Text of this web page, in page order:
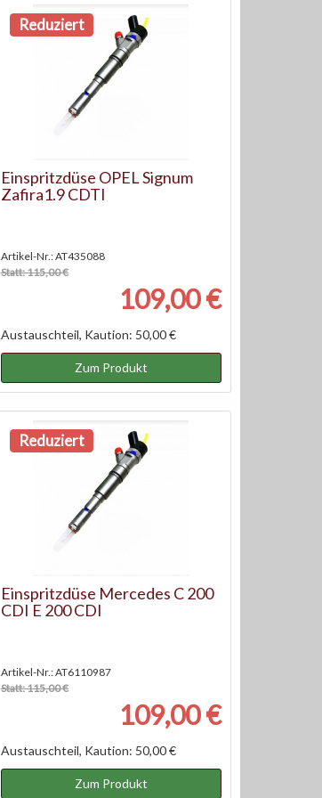
Reduziert
Einspritzdüse OPEL Signum
Zafira1.9 CDTI
Artikel-Nr.: AT435088
Statt: 115,00 €
109,00 €
Austauschteil, Kaution: 50,00 €
Zum Produkt
Reduziert
Einspritzdüse Mercedes C 200
CDI E 200 CDI
Artikel-Nr.: AT6110987
Statt: 115,00 €
109,00 €
Austauschteil, Kaution: 50,00 €
Zum Produkt